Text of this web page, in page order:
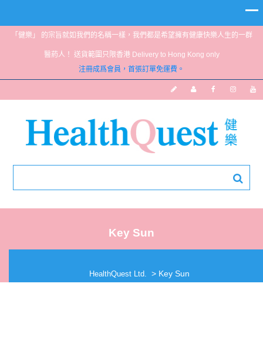
「健樂」 的宗旨就如我們的名稱一樣，我們都是希望擁有健康快樂人生的一群
醫葯人！ 送貨範圍只限香港 Delivery to Hong Kong only
注冊成爲會員，首張訂單免運費。
Key Sun
HealthQuest Ltd. > Key Sun